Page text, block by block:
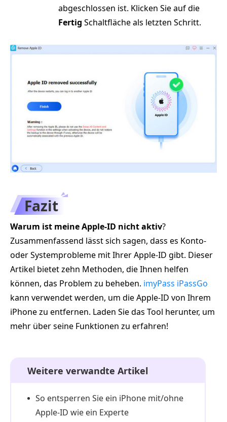
abgeschlossen ist. Klicken Sie auf die
Fertig Schaltfläche als letzten Schritt.
Fazit
Warum ist meine Apple-ID nicht aktiv?
Zusammenfassend lässt sich sagen, dass es Konto-
oder Systemprobleme mit Ihrer Apple-ID gibt. Dieser
Artikel bietet zehn Methoden, die Ihnen helfen
können, das Problem zu beheben. imyPass iPassGo
kann verwendet werden, um die Apple-ID von Ihrem
iPhone zu entfernen. Laden Sie das Tool herunter, um
mehr über seine Funktionen zu erfahren!
Weitere verwandte Artikel
So entsperren Sie ein iPhone mit/ohne
Apple-ID wie ein Experte